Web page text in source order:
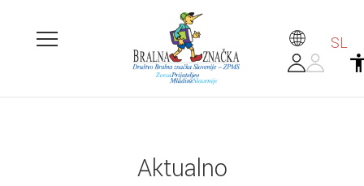
SL
Aktualno